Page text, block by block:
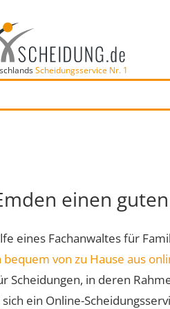
Scheidungsservice Nr. 1
einen
eines Fachanwaltes für
bequem von zu Hause aus
Scheidungen, in deren
ein Online-